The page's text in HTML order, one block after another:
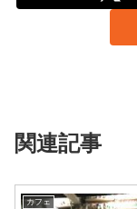
関連記事
カフェ